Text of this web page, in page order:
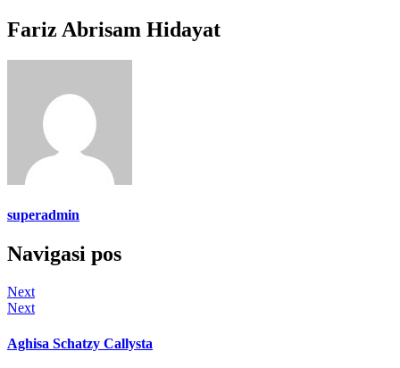
Fariz Abrisam Hidayat
superadmin
Navigasi pos
Next
Next
Aghisa Schatzy Callysta